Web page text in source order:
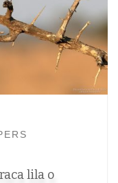
lila o